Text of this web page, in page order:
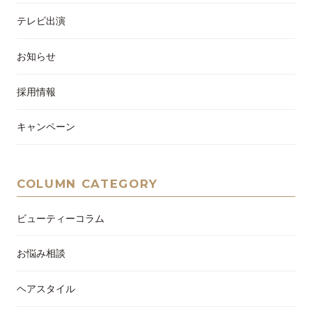
テレビ出演
お知らせ
採用情報
キャンペーン
COLUMN CATEGORY
ビューティーコラム
お悩み相談
ヘアスタイル